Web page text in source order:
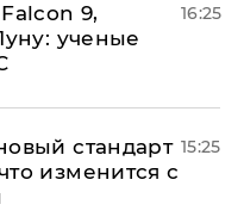
9,
ученые
16:25
стандарт
изменится с
15:25